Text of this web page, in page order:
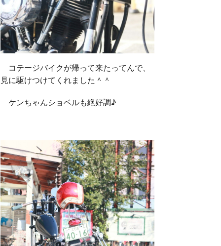
コテージバイクが帰って来たってんで、
見に駆けつけてくれました＾＾
ケンちゃんショベルも絶好調♪